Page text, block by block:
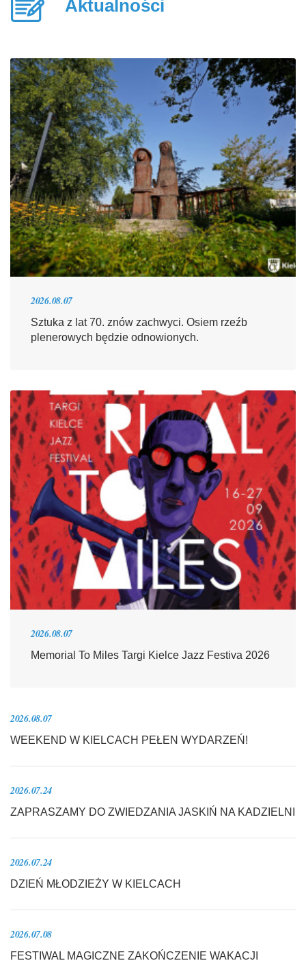
Aktualności
2026.08.07
Sztuka z lat 70. znów zachwyci. Osiem rzeźb
plenerowych będzie odnowionych.
2026.08.07
Memorial To Miles Targi Kielce Jazz Festiva 2026
2026.08.07
WEEKEND W KIELCACH PEŁEN WYDARZEŃ!
2026.07.24
ZAPRASZAMY DO ZWIEDZANIA JASKIŃ NA KADZIELNI
2026.07.24
DZIEŃ MŁODZIEŻY W KIELCACH
2026.07.08
FESTIWAL MAGICZNE ZAKOŃCZENIE WAKACJI